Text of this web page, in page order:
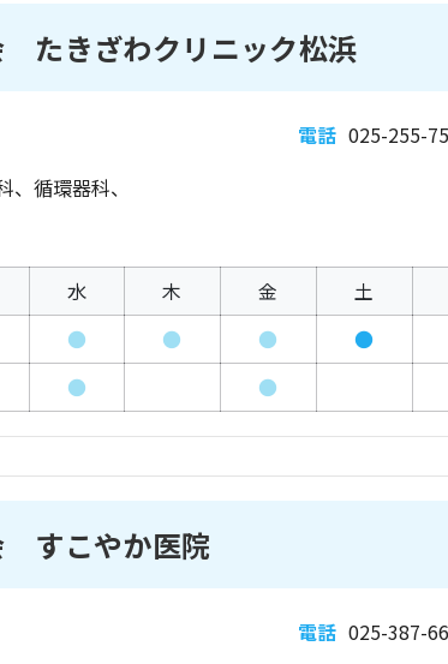
きざわクリニック松浜
電話 025-255-
循環器科、
水 木 金 土
● ● ● ●
● ●
すこやか医院
電話 025-387-